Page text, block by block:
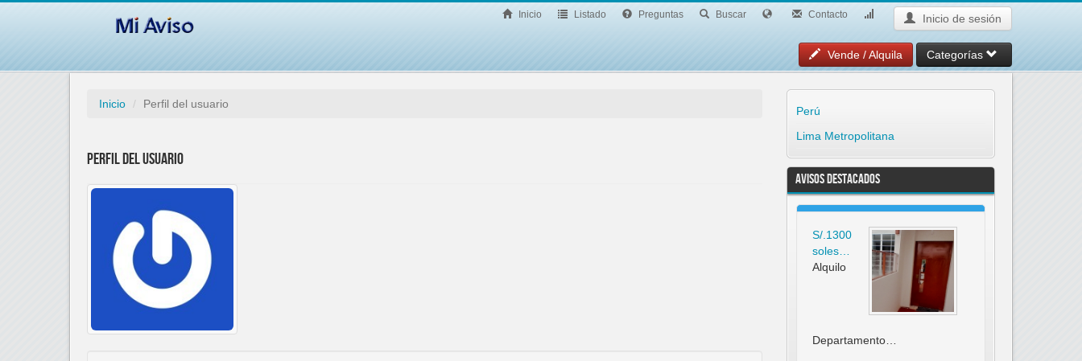
Inicio Listado Preguntas Buscar Contacto Inicio de sesión
Vende / Alquila Categorías
Inicio Perfil del usuario
Perfil del usuario
Perú
Lima Metropolitana
Avisos Destacados
S/.1300
soles…
Alquilo
Departamento…